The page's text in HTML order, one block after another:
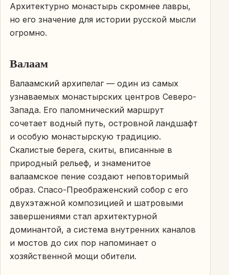
Архитектурно монастырь скромнее лавры,
но его значение для истории русской мысли
огромно.
Валаам
Валаамский архипелаг — один из самых
узнаваемых монастырских центров Северо-
Запада. Его паломнический маршрут
сочетает водный путь, островной ландшафт
и особую монастырскую традицию.
Скалистые берега, скиты, вписанные в
природный рельеф, и знаменитое
валаамское пение создают неповторимый
образ. Спасо-Преображенский собор с его
двухэтажной композицией и шатровыми
завершениями стал архитектурной
доминантой, а система внутренних каналов
и мостов до сих пор напоминает о
хозяйственной мощи обители.